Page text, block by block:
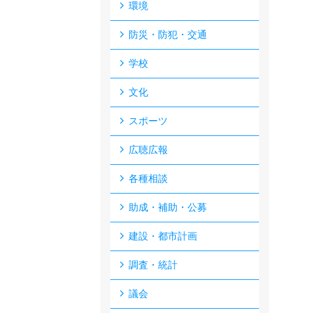
環境
防災・防犯・交通
学校
文化
スポーツ
広聴広報
各種相談
助成・補助・公募
建設・都市計画
調査・統計
議会